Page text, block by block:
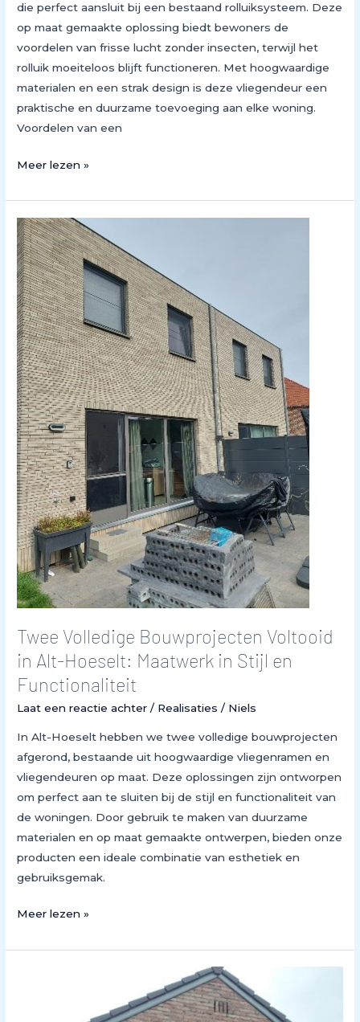
die perfect aansluit bij een bestaand rolluiksysteem. Deze
op maat gemaakte oplossing biedt bewoners de
voordelen van frisse lucht zonder insecten, terwijl het
rolluik moeiteloos blijft functioneren. Met hoogwaardige
materialen en een strak design is deze vliegendeur een
praktische en duurzame toevoeging aan elke woning.
Voordelen van een
Meer lezen »
Twee Volledige Bouwprojecten Voltooid
in Alt-Hoeselt: Maatwerk in Stijl en
Functionaliteit
Laat een reactie achter / Realisaties / Niels
In Alt-Hoeselt hebben we twee volledige bouwprojecten
afgerond, bestaande uit hoogwaardige vliegenramen en
vliegendeuren op maat. Deze oplossingen zijn ontworpen
om perfect aan te sluiten bij de stijl en functionaliteit van
de woningen. Door gebruik te maken van duurzame
materialen en op maat gemaakte ontwerpen, bieden onze
producten een ideale combinatie van esthetiek en
gebruiksgemak.
Twee
Volledige
Bouwprojecten
Voltooid
in
Alt-
Hoeselt:
Maatwerk
in
Stijl
en
Functionaliteit
Meer lezen »